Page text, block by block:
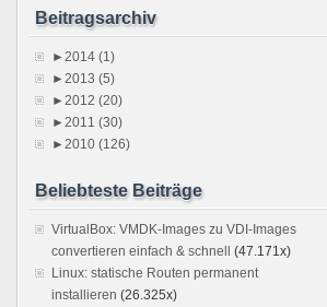
Beitragsarchiv
► 2014 (1)
► 2013 (5)
► 2012 (20)
► 2011 (30)
► 2010 (126)
Beliebteste Beiträge
VirtualBox: VMDK-Images zu VDI-Images
convertieren einfach & schnell (47.171x)
Linux: statische Routen permanent
installieren (26.325x)